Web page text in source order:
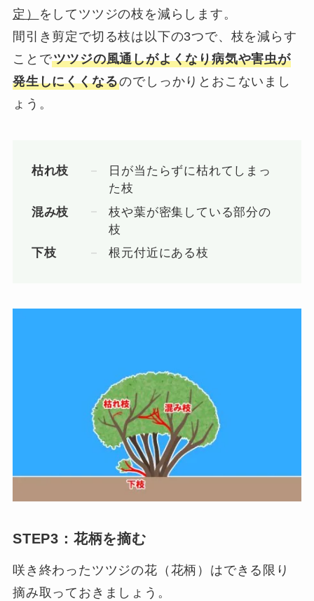
定）
をしてツツジの枝を減らします。
間引き剪定で切る枝は以下の3つで、枝を減らす
ことでツツジの風通しがよくなり病気や害虫が
発生しにくくなるのでしっかりとおこないまし
ょう。
枯れ枝
日が当たらずに枯れてしまっ
た枝
混み枝
枝や葉が密集している部分の
枝
下枝
根元付近にある枝
STEP3：花柄を摘む
咲き終わったツツジの花（花柄）はできる限り
摘み取っておきましょう。